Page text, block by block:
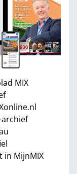
MIX
in MijnMIX